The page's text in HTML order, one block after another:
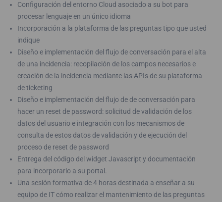
Configuración del entorno Cloud asociado a su bot para
procesar lenguaje en un único idioma
Incorporación a la plataforma de las preguntas tipo que usted
indique
Diseño e implementación del flujo de conversación para el alta
de una incidencia: recopilación de los campos necesarios e
creación de la incidencia mediante las APIs de su plataforma
de ticketing
Diseño e implementación del flujo de de conversación para
hacer un reset de password: solicitud de validación de los
datos del usuario e integración con los mecanismos de
consulta de estos datos de validación y de ejecución del
proceso de reset de password
Entrega del código del widget Javascript y documentación
para incorporarlo a su portal.
Una sesión formativa de 4 horas destinada a enseñar a su
equipo de IT cómo realizar el mantenimiento de las preguntas